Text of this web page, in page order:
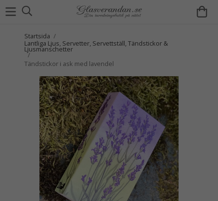
Startsida /
Lantliga Ljus, Servetter, Servettställ, Tändstickor &
Ljusmanschetter
/
Tändstickor i ask med lavendel